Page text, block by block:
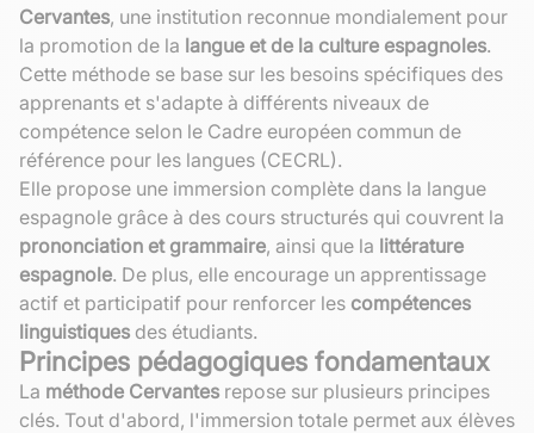
Cervantes, une institution reconnue mondialement pour
la promotion de la langue et de la culture espagnoles.
Cette méthode se base sur les besoins spécifiques des
apprenants et s'adapte à différents niveaux de
compétence selon le Cadre européen commun de
référence pour les langues (CECRL).
Elle propose une immersion complète dans la langue
espagnole grâce à des cours structurés qui couvrent la
prononciation et grammaire, ainsi que la littérature
espagnole. De plus, elle encourage un apprentissage
actif et participatif pour renforcer les compétences
linguistiques des étudiants.
Principes pédagogiques fondamentaux
La méthode Cervantes repose sur plusieurs principes
clés. Tout d'abord, l'immersion totale permet aux élèves